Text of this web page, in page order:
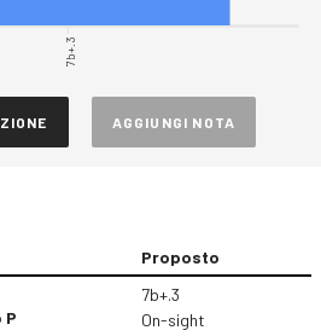
7b+.3
AGGIUNGI NOTA
Proposto
P
7b+.3
On-sight